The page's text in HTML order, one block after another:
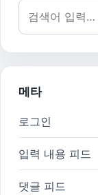
검색어:
메타
로그인
입력 내용 피드
댓글 피드